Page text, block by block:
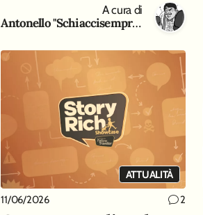
A cura di
Antonello "Schiaccisempre " Gaeta
ATTUALITÀ
11/06/2026 2